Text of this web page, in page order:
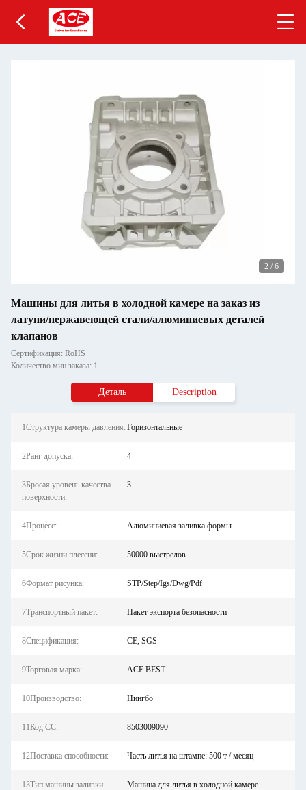
2 / 6
Машины для литья в холодной камере на заказ из
латуни/нержавеющей стали/алюминиевых деталей
клапанов
Сертификация: RoHS
Количество мин заказа: 1
Деталь Description
1Структура камеры давления:Горизонтальные
2Ранг допуска: 4
3Бросая уровень качества
поверхности:
3
4Процесс: Алюминиевая заливка формы
5Срок жизни плесени: 50000 выстрелов
6Формат рисунка: STP/Step/Igs/Dwg/Pdf
7Транспортный пакет: Пакет экспорта безопасности
8Спецификация: CE, SGS
9Торговая марка: ACE BEST
10Производство: Нингбо
11Код СС: 8503009090
12Поставка способности: Часть литья на штампе: 500 т / месяц
13Тип машины заливки
Машина для литья в холодной камере